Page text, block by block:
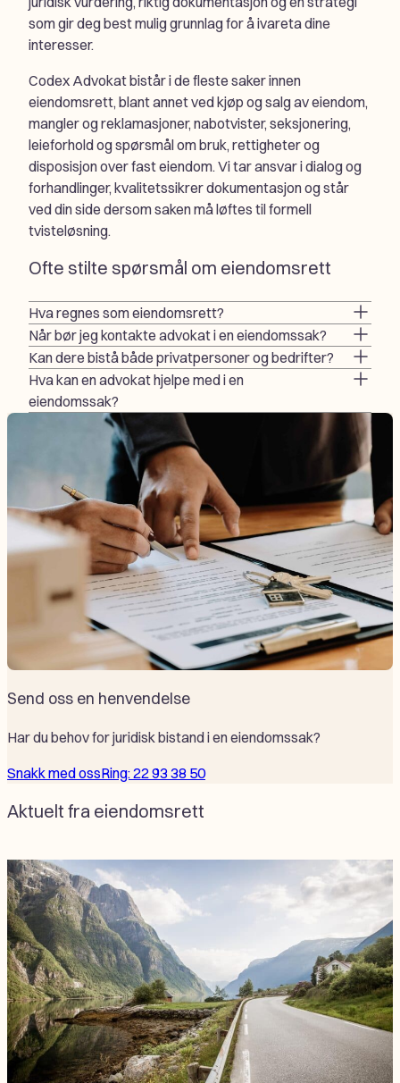
som gir deg best mulig grunnlag for å ivareta dine
interesser.
Codex Advokat bistår i de fleste saker innen
eiendomsrett, blant annet ved kjøp og salg av eiendom,
mangler og reklamasjoner, nabotvister, seksjonering,
leieforhold og spørsmål om bruk, rettigheter og
disposisjon over fast eiendom. Vi tar ansvar i dialog og
forhandlinger, kvalitetssikrer dokumentasjon og står
ved din side dersom saken må løftes til formell
tvisteløsning.
Ofte stilte spørsmål om eiendomsrett
Hva regnes som eiendomsrett?
Når bør jeg kontakte advokat i en eiendomssak?
Kan dere bistå både privatpersoner og bedrifter?
Hva kan en advokat hjelpe med i en
eiendomssak?
Send oss en henvendelse
Har du behov for juridisk bistand i en eiendomssak?
Snakk med ossRing: 22 93 38 50
Aktuelt fra eiendomsrett